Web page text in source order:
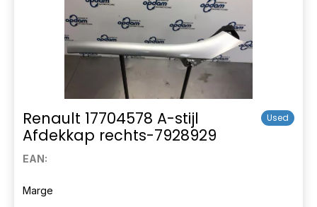
Renault 17704578 A-stijl
Afdekkap rechts-7928929
Used
EAN:
Marge